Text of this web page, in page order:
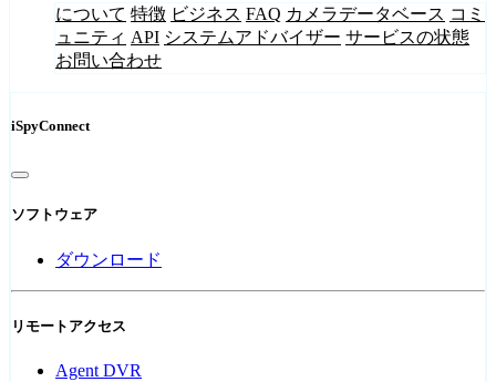
について 特徴 ビジネス FAQ カメラデータベース コミ
ュニティ API システムアドバイザー サービスの状態
お問い合わせ
iSpyConnect
ソフトウェア
ダウンロード
リモートアクセス
Agent DVR